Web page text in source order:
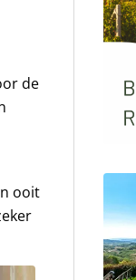
de
ooit